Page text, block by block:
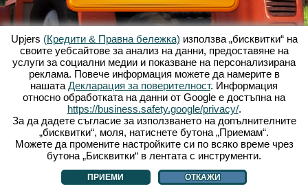
За Весела Ферма |Историята зад тази уеб базирана игра |Опциите
УЗП| Контакти/Кредити|Защита на личните данни |Правила|Форум|
Поддръжка|My Free Farm 2 App|Google Play|App Store|
Уеб игри - upjers.com|Управлявай Бисквитки
Upjers (Кредити & Правна бележка) използва „бисквитки“ на
своите уебсайтове за анализ на данни, предоставяне на
услуги за социални медии и показване на персонализирана
реклама. Повече информация можете да намерите в
нашата Декларация за поверителност. Информация
относно обработката на данни от Google е достъпна на
https://business.safety.google/privacy/.
За да дадете съгласие за използването на допълнителните
„бисквитки“, моля, натиснете бутона „Приемам“.
Можете да промените настройките си по всяко време чрез
бутона „Бисквитки“ в лентата с инструменти.
ПРИЕМИ ОТКАЖИ